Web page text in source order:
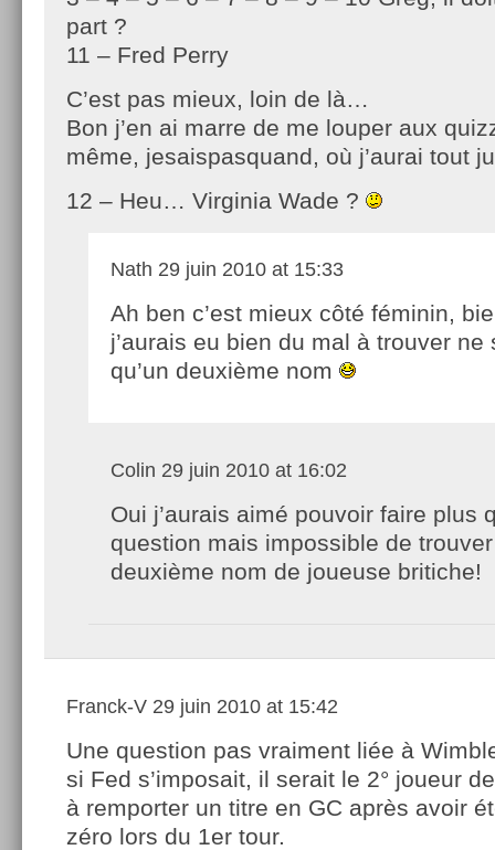
part ?
11 – Fred Perry
C’est pas mieux, loin de là…
Bon j’en ai marre de me louper aux
même, jesaispasquand, où j’aurai tout
12 – Heu… Virginia Wade ?
Nath 29 juin 2010 at 15:33
Ah ben c’est mieux côté féminin,
j’aurais eu bien du mal à trouver ne
qu’un deuxième nom
Colin 29 juin 2010 at 16:02
Oui j’aurais aimé pouvoir faire plus
question mais impossible de
deuxième nom de joueuse britiche!
Franck-V 29 juin 2010 at 15:42
Une question pas vraiment liée à
si Fed s’imposait, il serait le 2° joueur
à remporter un titre en GC après avoir
zéro lors du 1er tour.